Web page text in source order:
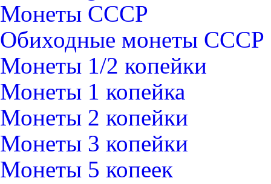
Монеты СССР
Обиходные монеты СССР
Монеты 1/2 копейки
Монеты 1 копейка
Монеты 2 копейки
Монеты 3 копейки
Монеты 5 копеек